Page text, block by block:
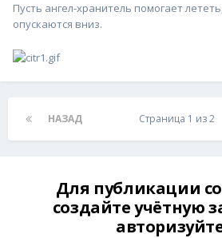
Пусть ангел-хранитель помогает
опускаются вниз.
НАЗАД Страница 1 из 2
Для публикации
создайте учётную